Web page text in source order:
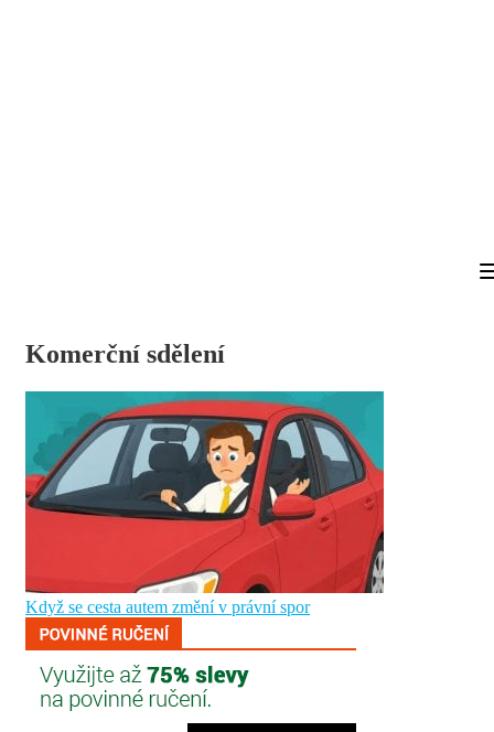
Komerční sdělení
Když se cesta autem změní v právní spor